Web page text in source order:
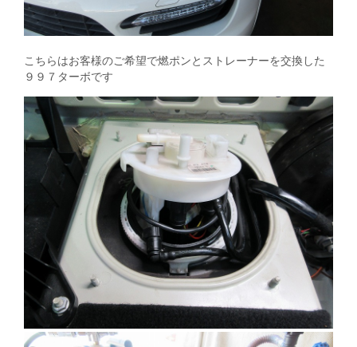
こちらはお客様のご希望で燃ポンとストレーナーを交換した
９９７ターボです